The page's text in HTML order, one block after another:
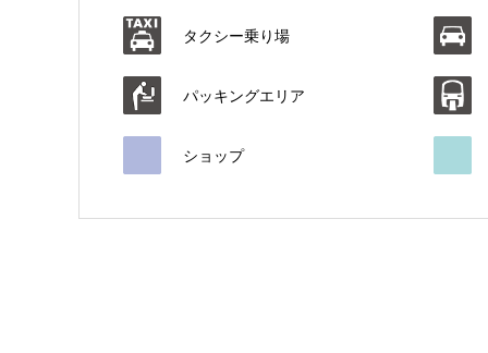
タクシー乗り場
パッキングエリア
ショップ